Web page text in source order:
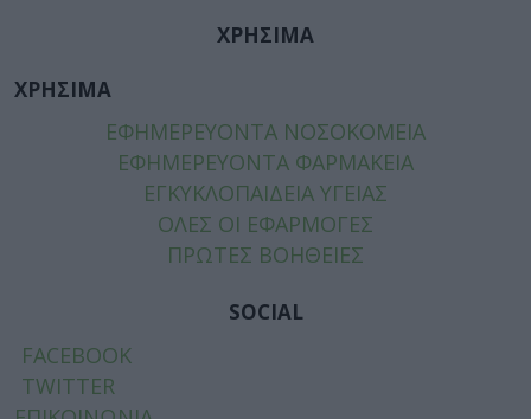
ΧΡΗΣΙΜΑ
ΧΡΗΣΙΜΑ
ΕΦΗΜΕΡΕΥΟΝΤΑ ΝΟΣΟΚΟΜΕΙΑ
ΕΦΗΜΕΡΕΥΟΝΤΑ ΦΑΡΜΑΚΕΙΑ
ΕΓΚΥΚΛΟΠΑΙΔΕΙΑ ΥΓΕΙΑΣ
ΟΛΕΣ ΟΙ ΕΦΑΡΜΟΓΕΣ
ΠΡΩΤΕΣ ΒΟΗΘΕΙΕΣ
SOCIAL
FACEBOOK
TWITTER